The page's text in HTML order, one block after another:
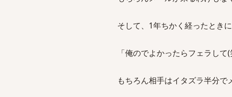
そして、1年ちかく経ったとき
「俺のでよかったらフェラして
もちろん相手はイタズラ半分で